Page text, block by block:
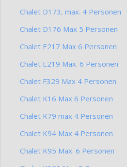
Chalet D173, max. 4 Personen
Chalet D176 Max 5 Personen
Chalet E217 Max 6 Personen
Chalet E219 Max. 6 Personen
Chalet F329 Max 4 Personen
Chalet K16 Max 6 Personen
Chalet K79 max 4 Personen
Chalet K94 Max 4 Personen
Chalet K95 Max. 6 Personen